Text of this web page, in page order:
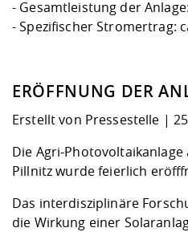
- Gesamtleistung der
- Spezifischer Stromertrag:
ERÖFFNUNG DER
Erstellt von Pressestelle |
Die Agri-Photovoltaikanlage
Pillnitz wurde feierlich
Das interdisziplinäre
die Wirkung einer